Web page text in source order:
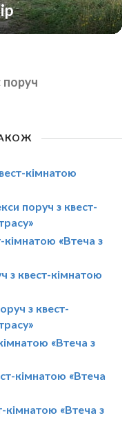
кімнатою
поруч з квест-
кімнатою «Втеча з
з квест-кімнатою
з квест-
«Втеча з
кімнатою «Втеча
кімнатою «Втеча з